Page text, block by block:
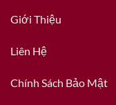
Giới Thiệu
Liên Hệ
Chính Sách Bảo Mật